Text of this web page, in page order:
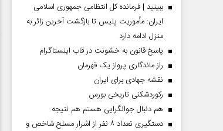
ببینید | فرمانده کل انتظامی جمهوری اسلامی
ایران­: مأموریت پلیس تا بازگشت آخرین زائر به
منزل ادامه دارد
پاسخ قانون به خشونت در قاب اینستاگرام
راز ماندگاری پرواز یک قهرمان
نقشه جهادی برای ایران
رکوردشکنی تاریخی بورس
هم دنبال جوانگرایی هستم هم نتیجه
دستگیری تعداد ۸ نفر از اشرار مسلح شاخص و